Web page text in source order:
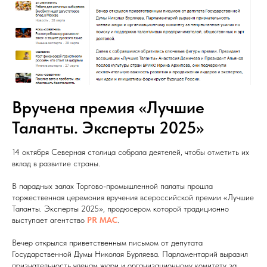
Вручена премия «Лучшие
Таланты. Эксперты 2025»
14 октября Северная столица собрала деятелей, чтобы отметить их
вклад в развитие страны.
В парадных залах Торгово-промышленной палаты прошла
торжественная церемония вручения всероссийской премии «Лучшие
Таланты. Эксперты 2025», продюсером которой традиционно
выступает агентство PR МАС
Вечер открылся приветственным письмом от депутата
Государственной Думы Николая Бурляева. Парламентарий выразил